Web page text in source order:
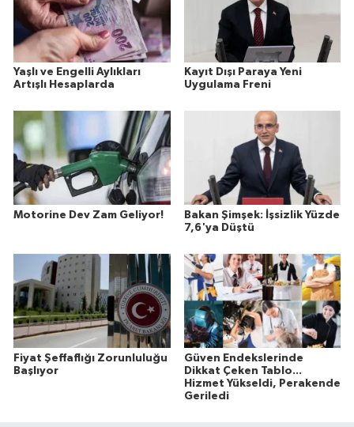
Yaşlı ve Engelli Aylıkları
Artışlı Hesaplarda
Kayıt Dışı Paraya Yeni
Uygulama Freni
Motorine Dev Zam Geliyor!
Bakan Şimşek: İşsizlik Yüzde
7,6'ya Düştü
Fiyat Şeffaflığı Zorunluluğu
Başlıyor
Güven Endekslerinde
Dikkat Çeken Tablo...
Hizmet Yükseldi, Perakende
Geriledi